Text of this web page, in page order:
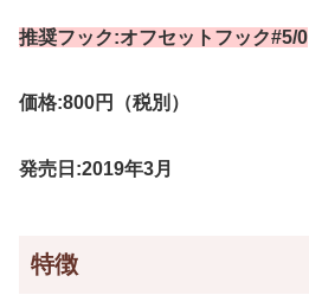
推奨フック:オフセットフック#5/0
価格:800円（税別）
発売日:2019年3月
特徴